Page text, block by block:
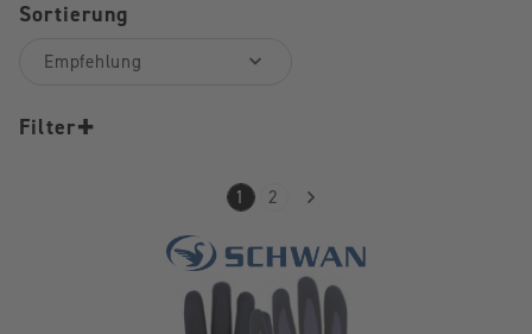
Sortierung
Filter+
1 2